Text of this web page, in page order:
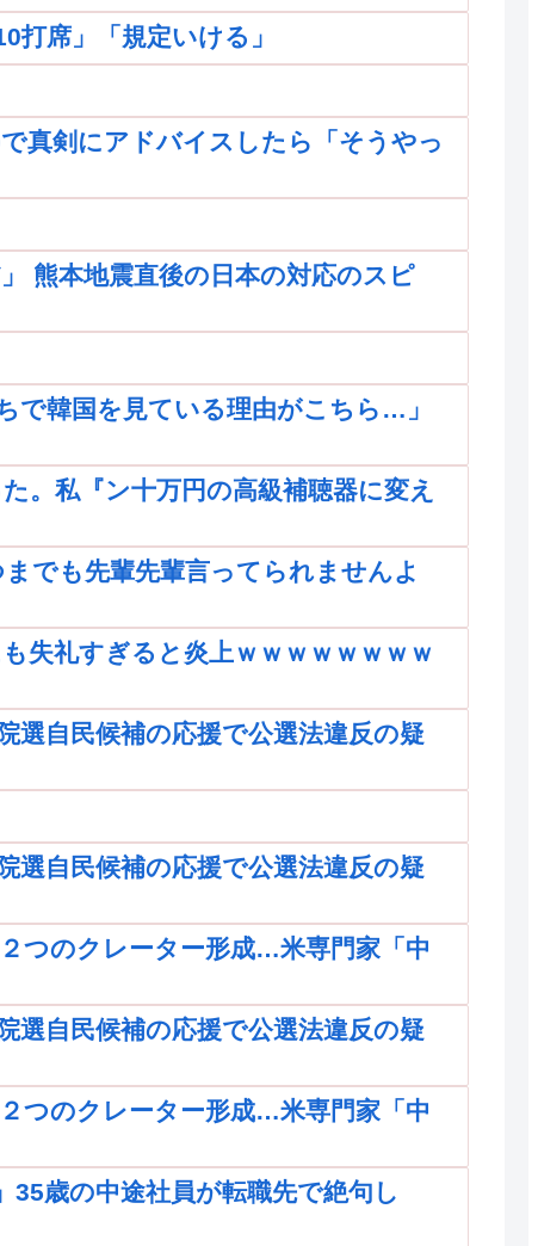
打席」「規定いける」
真剣にアドバイスしたら「そうやっ
熊本地震直後の日本の対応のスピ
で韓国を見ている理由がこちら…」
。私『ン十万円の高級補聴器に変え
でも先輩先輩言ってられませんよ
失礼すぎると炎上ｗｗｗｗｗｗｗｗ
選自民候補の応援で公選法違反の疑
選自民候補の応援で公選法違反の疑
つのクレーター形成…米専門家「中
選自民候補の応援で公選法違反の疑
つのクレーター形成…米専門家「中
35歳の中途社員が転職先で絶句し